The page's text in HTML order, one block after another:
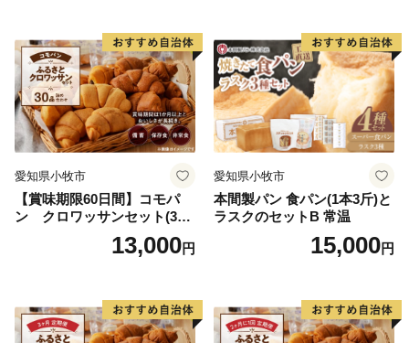
愛知県小牧市
【賞味期限60日間】コモパ
ン クロワッサンセット(30
個入り)／災害用備蓄 保存食
非常食 防災グッズにも
13,000円
愛知県小牧市
本間製パン 食パン(1本3斤)と
ラスクのセットB 常温
15,000円